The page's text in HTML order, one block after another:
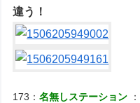
違う！
173：名無しステーション